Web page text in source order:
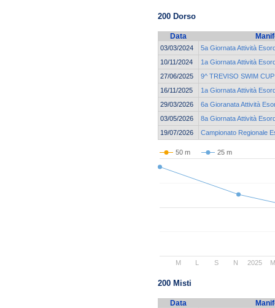
200 Dorso
Data
03/03/2024
5a Giornata Attività
10/11/2024
1a Giornata Attività
27/06/2025
9^ TREVISO SWIM CUP
16/11/2025
1a Giornata Attività
29/03/2026
6a Gioranata Attività
03/05/2026
8a Giornata Attività
19/07/2026
Campionato Regionale
50 m 25 m
2025
M L S N
200 Misti
Data